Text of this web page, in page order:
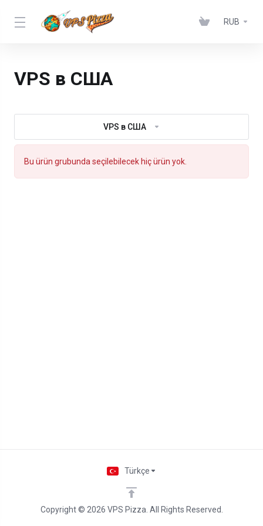
RUB
VPS в США
VPS в США
Bu ürün grubunda seçilebilecek hiç ürün yok.
Copyright © 2026 VPS Pizza. All Rights Reserved.
Türkçe